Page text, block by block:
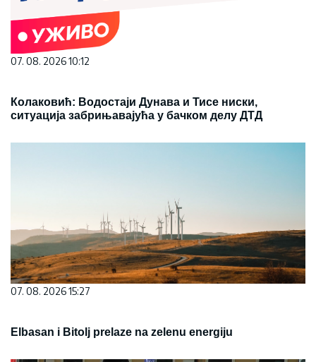
07. 08. 2026 10:12
Колаковић: Водостаји Дунава и Тисе ниски,
ситуација забрињавајућа у бачком делу ДТД
07. 08. 2026 15:27
Elbasan i Bitolj prelaze na zelenu energiju